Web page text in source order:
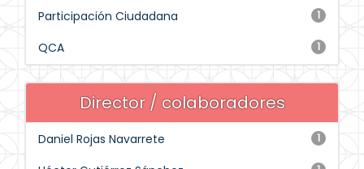
1
Participación Ciudadana
1
QCA
Director / colaboradores
1
Daniel Rojas Navarrete